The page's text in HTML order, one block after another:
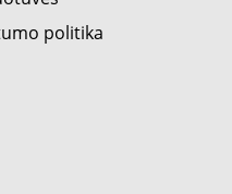
politika